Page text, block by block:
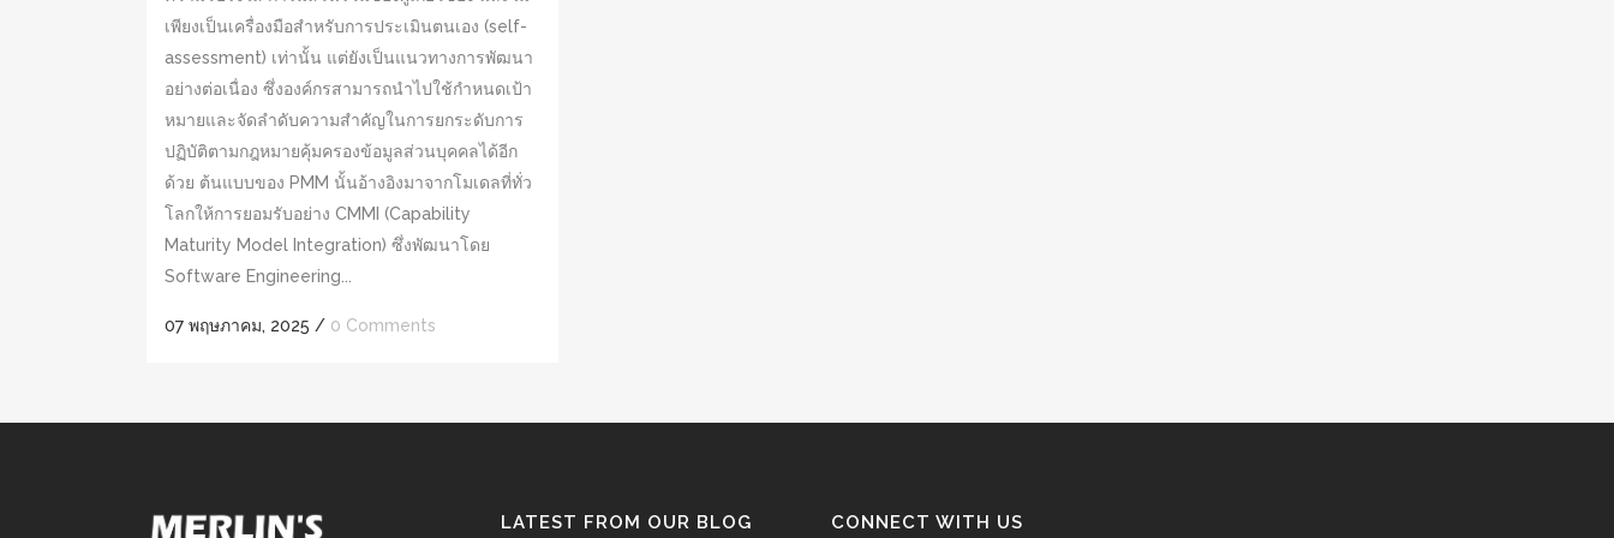
เพียงเป็นเครื่องมือสำหรับการประเมินตนเอง (self-
assessment) เท่านั้น แต่ยังเป็นแนวทางการพัฒนา
อย่างต่อเนื่อง ซึ่งองค์กรสามารถนำไปใช้กำหนดเป้า
หมายและจัดลำดับความสำคัญในการยกระดับการ
ปฏิบัติตามกฎหมายคุ้มครองข้อมูลส่วนบุคคลได้อีก
ด้วย ต้นแบบของ PMM นั้นอ้างอิงมาจากโมเดลที่ทั่ว
โลกให้การยอมรับอย่าง CMMI (Capability
Maturity Model Integration) ซึ่งพัฒนาโดย
Software Engineering...
07 พฤษภาคม, 2025 / 0 Comments
LATEST FROM OUR BLOG CONNECT WITH US